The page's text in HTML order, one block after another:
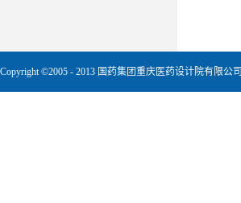
Copyright ©2005 - 2013 国药集团重庆医药设计院有限公司